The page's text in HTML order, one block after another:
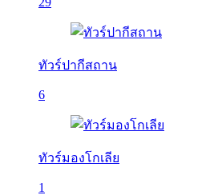
ทัวร์ปากีสถาน
6
ทัวร์มองโกเลีย
1